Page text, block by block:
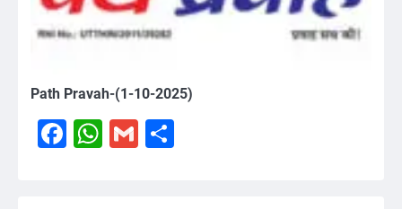
Path Pravah-(1-10-2025)
Facebook
WhatsApp
Gmail